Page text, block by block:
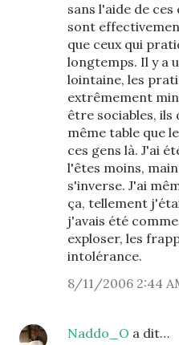
sans l'aide de
sont
que ceux qui
longtemps. Il y a
lointaine, les
extrêmement
être sociables, ils
même table que
ces gens là. J'ai
l'êtes moins,
s'inverse. J'ai
ça, tellement
j'avais été
exploser, les
intolérance.
8/11/2006 2:44
Naddo_O a dit…